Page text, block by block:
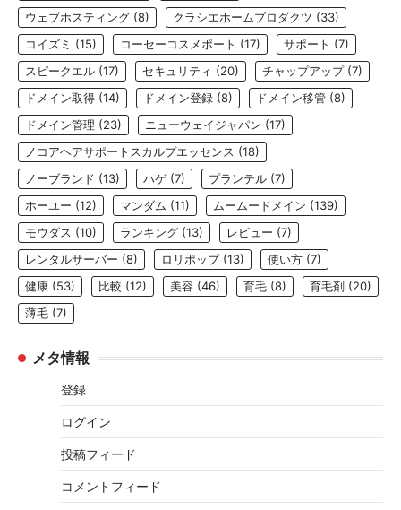
ウェブホスティング (8) クラシエホームプロダクツ (33)
コイズミ (15) コーセーコスメポート (17) サポート (7)
スピークエル (17) セキュリティ (20) チャップアップ(7)
ドメイン取得 (14) ドメイン登録 (8) ドメイン移管 (8)
ドメイン管理 (23) ニューウェイジャパン (17)
ノコアヘアサポートスカルプエッセンス (18)
ノーブランド (13) ハゲ (7) プランテル (7)
ホーユー (12) マンダム (11) ムームードメイン (139)
モウダス (10) ランキング (13) レビュー (7)
レンタルサーバー (8) ロリポップ(13) 使い方 (7)
健康 (53) 比較 (12) 美容 (46) 育毛 (8) 育毛剤 (20)
薄毛 (7)
メタ情報
登録
ログイン
投稿フィード
コメントフィード